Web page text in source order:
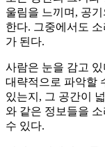
울림을 느끼며, 공
한다. 그중에서도
가 된다.
사람은 눈을 감고
대략적으로 파악할
있는지, 그 공간이
와 같은 정보들을
수 있다.